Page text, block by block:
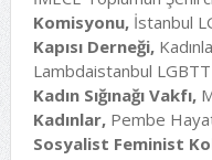
Komisyonu, İstanbul
Kapısı Derneği,
Lambdaistanbul
Kadın Sığınağı Vakfı,
Kadınlar, Pembe
Sosyalist Feminist